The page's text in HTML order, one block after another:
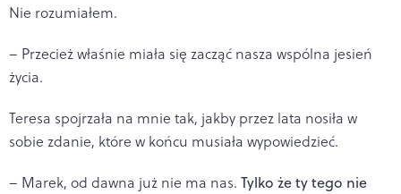
Nie rozumiałem.
– Przecież właśnie miała się zacząć nasza wspólna jesień
życia.
Teresa spojrzała na mnie tak, jakby przez lata nosiła w
sobie zdanie, które w końcu musiała wypowiedzieć.
– Marek, od dawna już nie ma nas. Tylko że ty tego nie